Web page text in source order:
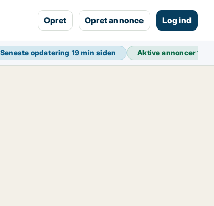
Opret Opret annonce Log ind
Seneste opdatering 19 min siden Aktive annoncer